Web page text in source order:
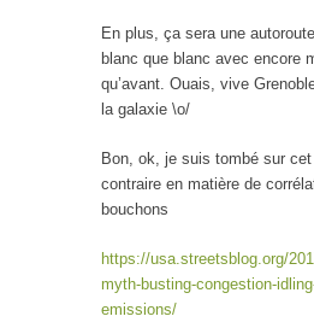
En plus, ça sera une
blanc que blanc avec encore
qu’avant. Ouais, vive
la galaxie \o/
Bon, ok, je suis tombé sur
contraire en matière de
bouchons
https://usa.streetsblog.org/
myth-busting-congestion-
emissions/